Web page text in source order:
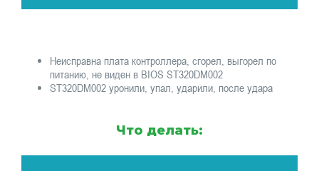
Неисправна плата контроллера, сгорел, выгорел по
питанию, не виден в BIOS ST320DM002
ST320DM002 уронили, упал, ударили, после удара
Что делать: